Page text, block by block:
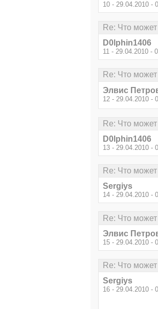
10 - 29.04.2010 -
Re: Что
D0lphin1406
11 - 29.04.2010 -
Re: Что
Элвис
12 - 29.04.2010 -
Re: Что
D0lphin1406
13 - 29.04.2010 -
Re: Что
Sergiys
14 - 29.04.2010 -
Re: Что
Элвис
15 - 29.04.2010 -
Re: Что
Sergiys
16 - 29.04.2010 -